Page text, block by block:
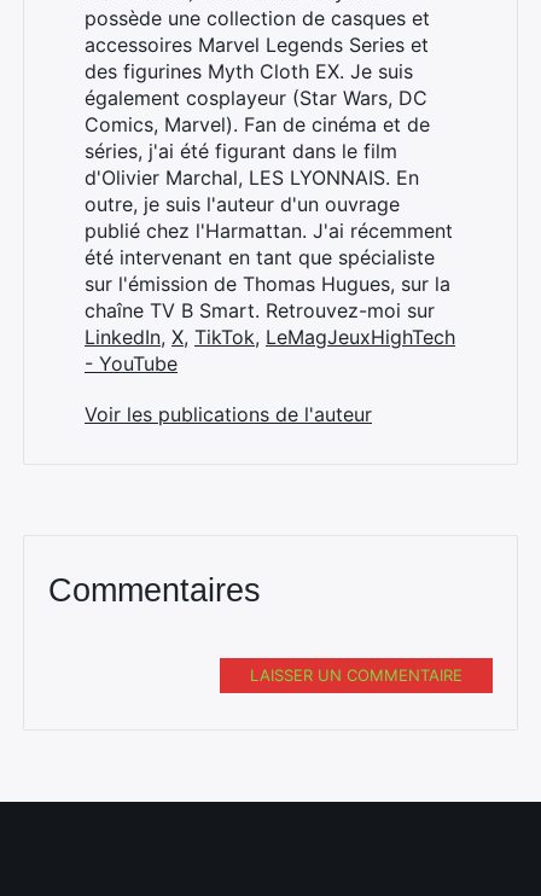
possède une collection de casques et
accessoires Marvel Legends Series et
des figurines Myth Cloth EX. Je suis
également cosplayeur (Star Wars, DC
Comics, Marvel). Fan de cinéma et de
séries, j'ai été figurant dans le film
d'Olivier Marchal, LES LYONNAIS. En
outre, je suis l'auteur d'un ouvrage
publié chez l'Harmattan. J'ai récemment
été intervenant en tant que spécialiste
sur l'émission de Thomas Hugues, sur la
chaîne TV B Smart. Retrouvez-moi sur
LinkedIn, X, TikTok, LeMagJeuxHighTech
- YouTube
Voir les publications de l'auteur
Commentaires
LAISSER UN COMMENTAIRE